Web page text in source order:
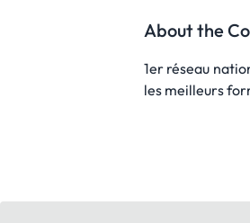
About the
1er réseau
les meilleurs